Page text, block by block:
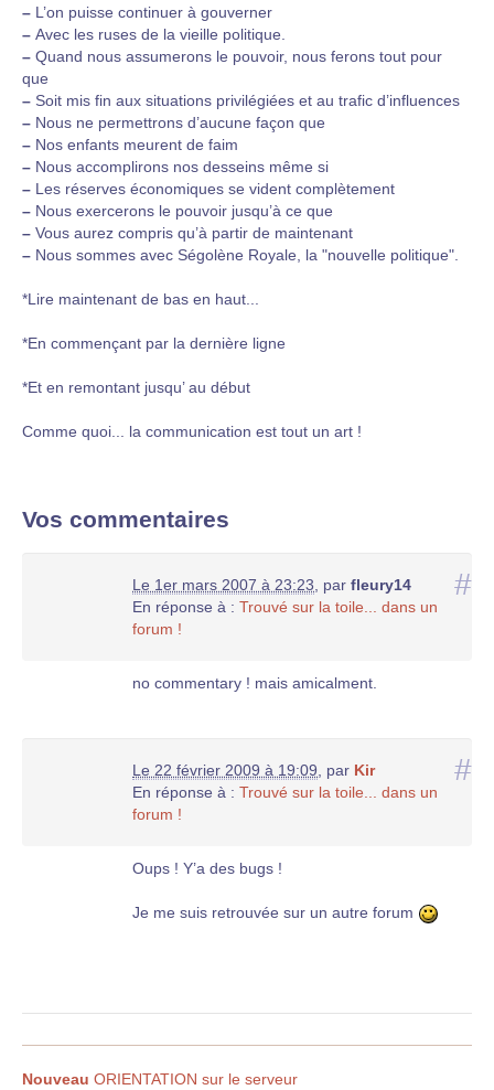
– L’on puisse continuer à gouverner
– Avec les ruses de la vieille politique.
– Quand nous assumerons le pouvoir, nous ferons tout pour
que
– Soit mis fin aux situations privilégiées et au trafic d’influences
– Nous ne permettrons d’aucune façon que
– Nos enfants meurent de faim
– Nous accomplirons nos desseins même si
– Les réserves économiques se vident complètement
– Nous exercerons le pouvoir jusqu’à ce que
– Vous aurez compris qu’à partir de maintenant
– Nous sommes avec Ségolène Royale, la "nouvelle politique".
*Lire maintenant de bas en haut...
*En commençant par la dernière ligne
*Et en remontant jusqu’ au début
Comme quoi... la communication est tout un art !
Vos commentaires
#
Le 1er mars 2007 à 23:23 par fleury14
En réponse à : Trouvé sur la toile... dans un
forum !
no commentary ! mais amicalment.
#
Le 22 février 2009 à 19:09 par Kir
En réponse à : Trouvé sur la toile... dans un
forum !
Oups ! Y’a des bugs !
Je me suis retrouvée sur un autre forum
Nouveau ORIENTATION sur le serveur